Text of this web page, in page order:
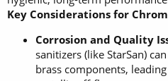
Key Considerations for
Corrosion and Quality
sanitizers (like StarSan)
brass components,